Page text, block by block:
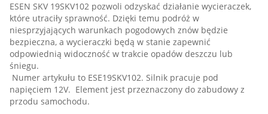
ESEN SKV 19SKV102 pozwoli odzyskać działanie wycieraczek,
które utraciły sprawność. Dzięki temu podróż w
niesprzyjających warunkach pogodowych znów będzie
bezpieczna, a wycieraczki będą w stanie zapewnić
odpowiednią widoczność w trakcie opadów deszczu lub
śniegu.
Numer artykułu to ESE19SKV102. Silnik pracuje pod
napięciem 12V. Element jest przeznaczony do zabudowy z
przodu samochodu.